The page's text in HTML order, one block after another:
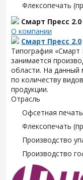
Флексопечать
Смарт Пресс 2.0
О компании
Смарт Пресс 2.0
Типография «Смарт
занимается
области. На
по количеству
продукции.
Отрасль
Офсетная печать
Флексопечать
Производство
Производство